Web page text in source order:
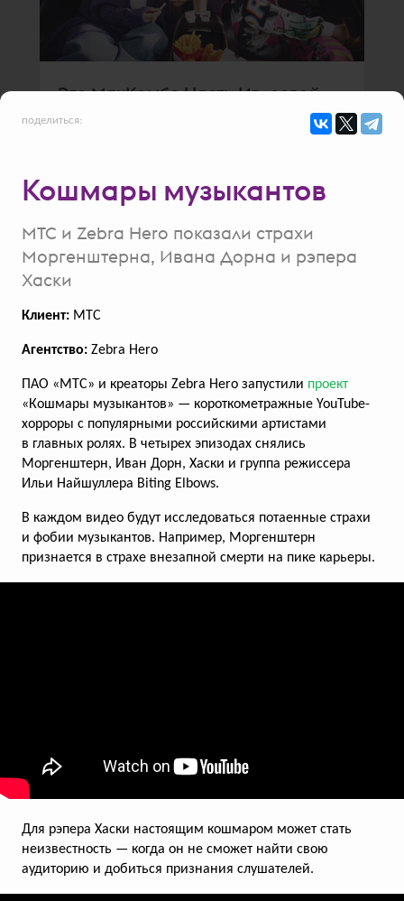
поделиться:
Кошмары музыкантов
МТС и Zebra Hero показали страхи
Моргенштерна, Ивана Дорна и рэпера
Хаски
Клиент: МТС
Агентство: Zebra Hero
ПАО «МТС» и креаторы Zebra Hero запустили проект
«Кошмары музыкантов» — короткометражные YouTube-
хорроры с популярными российскими артистами
в главных ролях. В четырех эпизодах снялись
Моргенштерн, Иван Дорн, Хаски и группа режиссера
Ильи Найшуллера Biting Elbows.
В каждом видео будут исследоваться потаенные страхи
и фобии музыкантов. Например, Моргенштерн
признается в страхе внезапной смерти на пике карьеры.
Для рэпера Хаски настоящим кошмаром может стать
неизвестность — когда он не сможет найти свою
аудиторию и добиться признания слушателей.
Это МакКомбо Насти Ивлеевой
и Дани Милохина, но съешь его
блогеров
всего голосов:
«Петрович». Для вас и ваших
нервов
неврозах
Ozon-zon-zon
фирменный джингл